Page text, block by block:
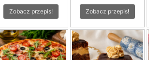
Zobacz przepis! Zobacz przepis!